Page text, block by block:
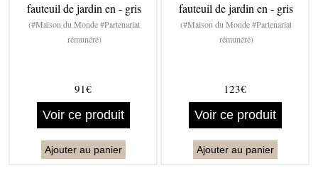
fauteuil de jardin en - gris
(#Maison du Monde #Partenariat
rémunéré)
91€
Voir ce produit
Ajouter au panier
fauteuil de jardin en - gris
(#Maison du Monde #Partenariat
rémunéré)
123€
Voir ce produit
Ajouter au panier